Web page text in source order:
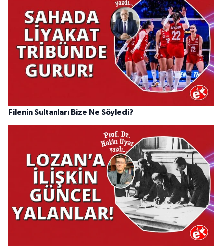
Filenin Sultanları Bize Ne Söyledi?